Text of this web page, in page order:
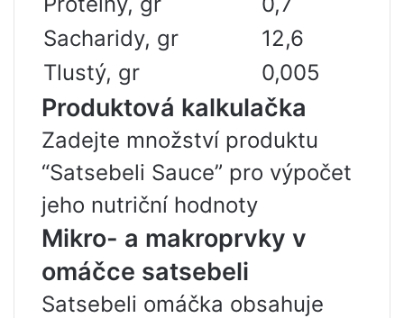
Sacharidy, gr
12,6
Tlustý, gr
0,005
Produktová kalkulačka
Zadejte množství produktu
“Satsebeli Sauce” pro výpočet
jeho nutriční hodnoty
Mikro- a makroprvky v
omáčce satsebeli
Satsebeli omáčka obsahuje